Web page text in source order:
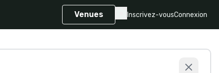
Venues Inscrivez-vousConnexion